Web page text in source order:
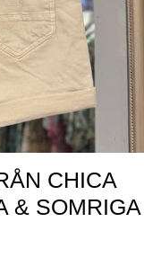
CHICA
& SOMRIGA